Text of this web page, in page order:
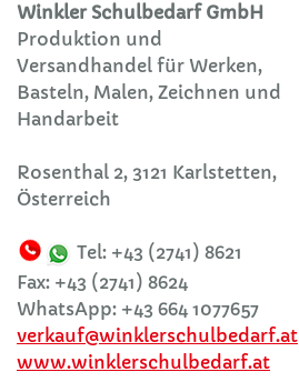
Winkler Schulbedarf GmbH
Produktion und
Versandhandel für Werken,
Basteln, Malen, Zeichnen und
Handarbeit
Rosenthal 2, 3121 Karlstetten,
Österreich
Tel: +43 (2741) 8621
Fax: +43 (2741) 8624
WhatsApp: +43 664 1077657
verkauf@winklerschulbedarf.at
www.winklerschulbedarf.at